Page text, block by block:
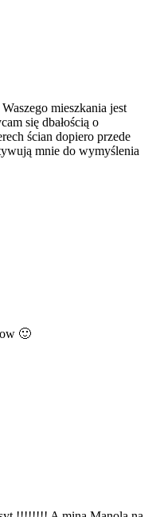
mieszkania jest
się dbałością o
ścian dopiero przede
mnie do wymyślenia
🙂